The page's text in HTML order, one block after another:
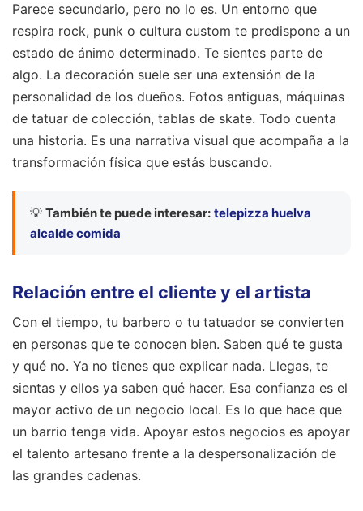
Parece secundario, pero no lo es. Un entorno que
respira rock, punk o cultura custom te predispone a un
estado de ánimo determinado. Te sientes parte de
algo. La decoración suele ser una extensión de la
personalidad de los dueños. Fotos antiguas, máquinas
de tatuar de colección, tablas de skate. Todo cuenta
una historia. Es una narrativa visual que acompaña a la
transformación física que estás buscando.
💡 También te puede interesar: telepizza huelva
alcalde comida
Relación entre el cliente y el artista
Con el tiempo, tu barbero o tu tatuador se convierten
en personas que te conocen bien. Saben qué te gusta
y qué no. Ya no tienes que explicar nada. Llegas, te
sientas y ellos ya saben qué hacer. Esa confianza es el
mayor activo de un negocio local. Es lo que hace que
un barrio tenga vida. Apoyar estos negocios es apoyar
el talento artesano frente a la despersonalización de
las grandes cadenas.